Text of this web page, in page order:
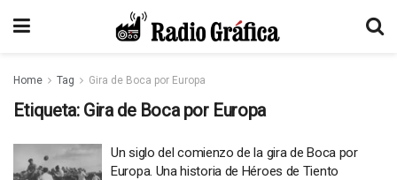
Home Tag Gira de Boca por Europa
Etiqueta: Gira de Boca por Europa
Un siglo del comienzo de la gira de Boca por
Europa. Una historia de Héroes de Tiento